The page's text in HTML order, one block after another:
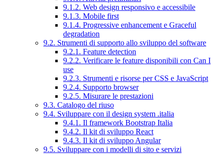
9.1.2. Web design responsivo e accessibile
9.1.3. Mobile first
9.1.4. Progressive enhancement e Graceful
degradation
9.2. Strumenti di supporto allo sviluppo del software
9.2.1. Feature detection
9.2.2. Verificare le feature disponibili con Can I
use
9.2.3. Strumenti e risorse per CSS e JavaScript
9.2.4. Supporto browser
9.2.5. Misurare le prestazioni
9.3. Catalogo del riuso
9.4. Sviluppare con il design system .italia
9.4.1. Il framework Bootstrap Italia
9.4.2. Il kit di sviluppo React
9.4.3. Il kit di sviluppo Angular
9.5. Sviluppare con i modelli di sito e servizi